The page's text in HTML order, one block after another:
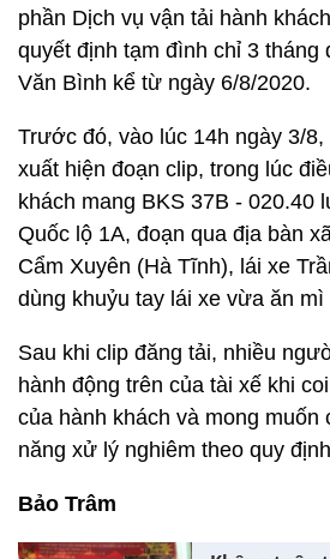
phần Dịch vụ vận tải hành
quyết định tạm đình chỉ 3 tháng
Văn Bình kể từ ngày 6/8/2020.
Trước đó, vào lúc 14h ngày 3/8,
xuất hiện đoạn clip, trong lúc
khách mang BKS 37B - 020.40
Quốc lộ 1A, đoạn qua địa bàn
Cẩm Xuyên (Hà Tĩnh), lái xe
dùng khuỷu tay lái xe vừa ăn mì
Sau khi clip đăng tải, nhiều
hành động trên của tài xế khi
của hành khách và mong
năng xử lý nghiêm theo quy
Bảo Trâm